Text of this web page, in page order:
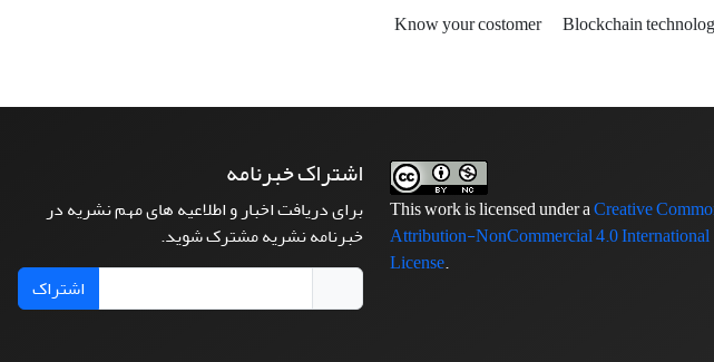
Know your costomer Blockchain
This work is licensed under aCreative
Attribution-NonCommercial 4.0 International
License.
اشتراک خبرنامه
برای دریافت اخبار و اطلاعیه های مهم نشریه در
خبرنامه نشریه مشترک شوید.
اشتراک